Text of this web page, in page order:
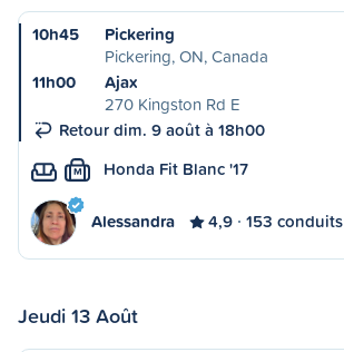
10h45
Pickering
Pickering, ON, Canada
11h00
Ajax
270 Kingston Rd E
Retour dim. 9 août à 18h00
M Honda Fit Blanc '17
Alessandra 4,9 153 conduits
Jeudi 13 Août